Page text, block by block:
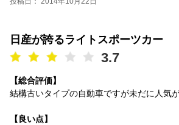
日産が誇るライトスポーツカー
3.7
【総合評価】
結構古いタイプの自動車ですが未だに人気
【良い点】